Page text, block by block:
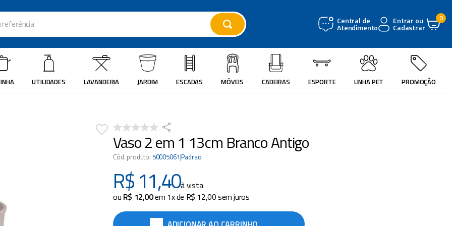
Central de
Atendimento
Entrar ou
Cadastrar
0
UTILIDADES LAVANDERIA JARDIM ESCADAS MÓVEIS CADEIRAS ESPORTE LINHA PET PROMOÇÃO
Vaso 2 em 1 13cm Branco Antigo
Cód. produto: 50005061|Padrao
R$11,40à vista
ou R$ 12,00em 1x de R$ 12,00sem juros